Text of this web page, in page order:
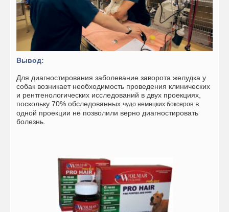
Вывод:
Для диагностирования заболевание заворота желудка у
собак возникает необходимость проведения клинических
и рентгенологических исследований в двух проекциях,
поскольку 70% обследованных чудо немецких боксеров в
одной проекции не позволили верно диагностировать
болезнь.